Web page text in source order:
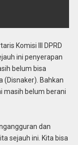
Komisi III DPRD
ini penyerapan
belum bisa
(Disnaker). Bahkan
masih belum berani
dan
sejauh ini. Kita bisa